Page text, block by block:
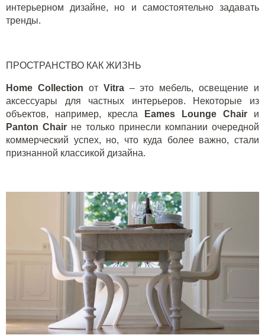
интерьерном дизайне, но и самостоятельно задавать
тренды.
ПРОСТРАНСТВО КАК ЖИЗНЬ
Home Collection от Vitra – это мебель, освещение и
аксессуары для частных интерьеров. Некоторые из
объектов, например, кресла
Eames Lounge Chair
и
Panton Chair не только принесли компании очередной
коммерческий успех, но, что куда более важно, стали
признанной классикой дизайна.